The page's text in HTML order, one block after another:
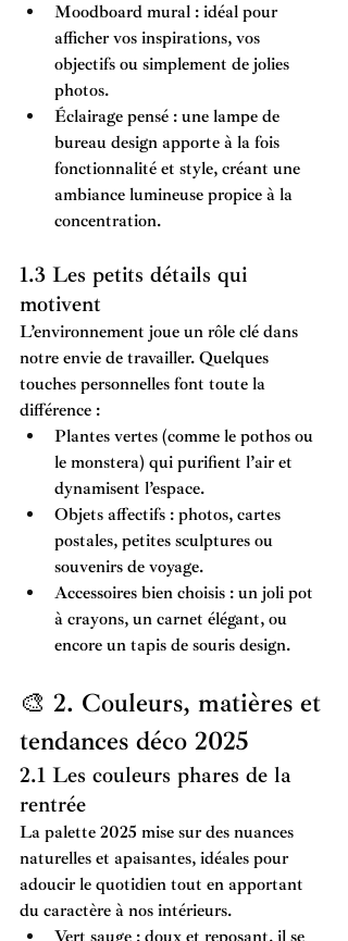
Moodboard mural : idéal pour
afficher vos inspirations, vos
objectifs ou simplement de jolies
photos.
Éclairage pensé : une lampe de
bureau design apporte à la fois
fonctionnalité et style, créant une
ambiance lumineuse propice à la
concentration.
1.3 Les petits détails qui
motivent
L’environnement joue un rôle clé dans
notre envie de travailler. Quelques
touches personnelles font toute la
différence :
Plantes vertes (comme le pothos ou
le monstera) qui purifient l’air et
dynamisent l’espace.
Objets affectifs : photos, cartes
postales, petites sculptures ou
souvenirs de voyage.
Accessoires bien choisis : un joli pot
à crayons, un carnet élégant, ou
encore un tapis de souris design.
🎨 2. Couleurs, matières et
tendances déco 2025
2.1 Les couleurs phares de la
rentrée
La palette 2025 mise sur des nuances
naturelles et apaisantes, idéales pour
adoucir le quotidien tout en apportant
du caractère à nos intérieurs.
Vert sauge : doux et reposant, il se